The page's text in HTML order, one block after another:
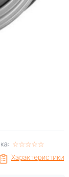
☆☆☆☆☆
★★★★★
Характеристики